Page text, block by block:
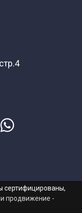
сертифицированы,
и продвижение -